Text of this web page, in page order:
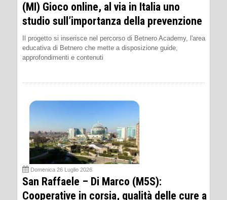
(MI) Gioco online, al via in Italia uno
studio sull’importanza della prevenzione
Il progetto si inserisce nel percorso di Betnero Academy, l'area
educativa di Betnero che mette a disposizione guide,
approfondimenti e contenuti
Domenica 26 Luglio 2026
San Raffaele – Di Marco (M5S):
Cooperative in corsia, qualità delle cure a